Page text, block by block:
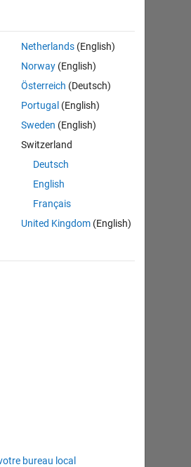
Netherlands(English)
Norway(English)
Österreich (Deutsch)
Portugal (English)
Sweden (English)
Switzerland
Deutsch
English
Français
United Kingdom(English)
bureau local